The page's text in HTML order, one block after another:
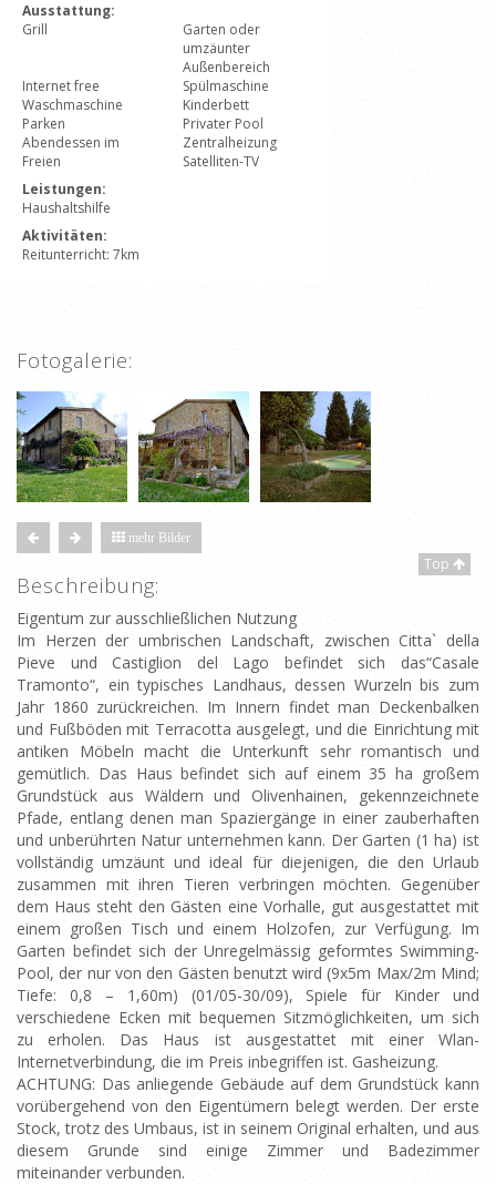
Ausstattung:
Grill
Garten oder
umzäunter
Außenbereich
Internet free
Spülmaschine
Waschmaschine
Kinderbett
Parken
Privater Pool
Abendessen im
Freien
Zentralheizung
Satelliten-TV
Leistungen:
Haushaltshilfe
Aktivitäten:
Reitunterricht: 7km
Fotogalerie:
mehr Bilder
Top
Beschreibung:
Eigentum zur ausschließlichen Nutzung
Im Herzen der umbrischen Landschaft, zwischen Citta` della
Pieve und Castiglion del Lago befindet sich das“Casale
Tramonto“, ein typisches Landhaus, dessen Wurzeln bis zum
Jahr 1860 zurückreichen. Im Innern findet man Deckenbalken
und Fußböden mit Terracotta ausgelegt, und die Einrichtung mit
antiken Möbeln macht die Unterkunft sehr romantisch und
gemütlich. Das Haus befindet sich auf einem 35 ha großem
Grundstück aus Wäldern und Olivenhainen, gekennzeichnete
Pfade, entlang denen man Spaziergänge in einer zauberhaften
und unberührten Natur unternehmen kann. Der Garten (1 ha) ist
vollständig umzäunt und ideal für diejenigen, die den Urlaub
zusammen mit ihren Tieren verbringen möchten. Gegenüber
dem Haus steht den Gästen eine Vorhalle, gut ausgestattet mit
einem großen Tisch und einem Holzofen, zur Verfügung. Im
Garten befindet sich der Unregelmässig geformtes Swimming-
Pool, der nur von den Gästen benutzt wird (9x5m Max/2m Mind;
Tiefe: 0,8 – 1,60m) (01/05-30/09), Spiele für Kinder und
verschiedene Ecken mit bequemen Sitzmöglichkeiten, um sich
zu erholen. Das Haus ist ausgestattet mit einer Wlan-
Internetverbindung, die im Preis inbegriffen ist. Gasheizung.
ACHTUNG: Das anliegende Gebäude auf dem Grundstück kann
vorübergehend von den Eigentümern belegt werden. Der erste
Stock, trotz des Umbaus, ist in seinem Original erhalten, und aus
diesem Grunde sind einige Zimmer und Badezimmer
miteinander verbunden.